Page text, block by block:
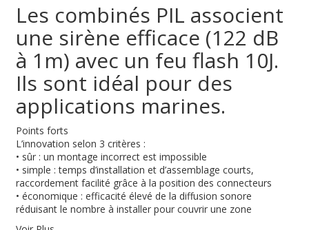
Les combinés PIL associent
une sirène efficace (122 dB
à 1m) avec un feu flash 10J.
Ils sont idéal pour des
applications marines.
Points forts
L’innovation selon 3 critères :
• sûr : un montage incorrect est impossible
• simple : temps d’installation et d’assemblage courts,
raccordement facilité grâce à la position des connecteurs
• économique : efficacité élevé de la diffusion sonore
réduisant le nombre à installer pour couvrir une zone